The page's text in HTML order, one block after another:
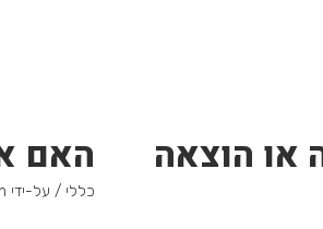
או הוצאה האם
כללי / על-ידי